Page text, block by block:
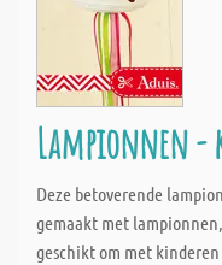
Lampionnen
Deze betoverende
gemaakt met
geschikt om met